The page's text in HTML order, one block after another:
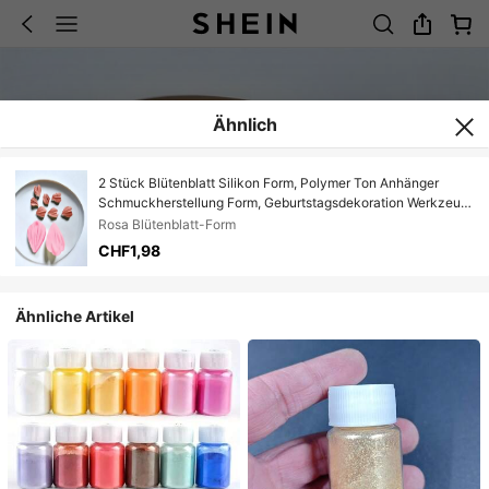
Ähnlich
2 Stück Blütenblatt Silikon Form, Polymer Ton Anhänger
Schmuckherstellung Form, Geburtstagsdekoration Werkzeug,
Blütenblatt Wachs Formung Silikon Form
Rosa Blütenblatt-Form
CHF1,98
Ähnliche Artikel